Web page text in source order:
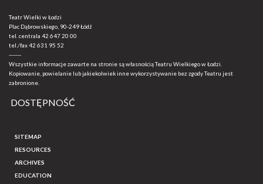
Teatr Wielki w Łodzi
Plac Dąbrowskiego, 90-249 Łódź
tel. centrala 42 647 20 00
tel./fax42 631 95 52
-------
Wszystkie informacje zawarte na stronie są własnością Teatru Wielkiego w Łodzi.
Kopiowanie, powielanie lub jakiekolwiek inne wykorzystywanie bez zgody Teatru jest
zabronione.
DOSTĘPNOŚĆ
SITEMAP
RESOURCES
ARCHIVES
EDUCATION